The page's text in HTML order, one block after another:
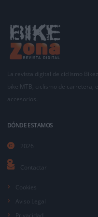
La revista digital de ciclismo
bike MTB, ciclismo de carretera,
accesorios.
DÓNDE ESTAMOS
2026
Contactar
Cookies
Aviso Legal
Privacidad